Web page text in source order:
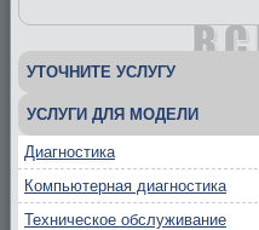
УТОЧНИТЕ УСЛУГУ
УСЛУГИ ДЛЯ МОДЕЛИ
Диагностика
Компьютерная диагностика
Техническое обслуживание